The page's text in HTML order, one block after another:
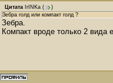
Цитата IrINKa (
)
Зебра голд или компакт голд ?
Зебра.
Компакт вроде только 2 вида